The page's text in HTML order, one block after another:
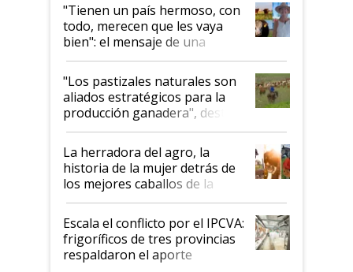
"Tienen un país hermoso, con
todo, merecen que les vaya
bien": el mensaje de una
ganadera uruguaya sobre las
oportunidades que se abren
para el agro en Argentina, con
foco en la carne
"Los pastizales naturales son
aliados estratégicos para la
producción ganadera", destaca
la iniciativa que ya reúne a 46
establecimientos en Argentina
La herradora del agro, la
historia de la mujer detrás de
los mejores caballos de la
Argentina y los mitos que
todavía hacen sufrir a estos
animales: "Mientras me
descalificaban, yo seguí
haciendo currículum"
Escala el conflicto por el IPCVA:
frigoríficos de tres provincias
respaldaron el aporte